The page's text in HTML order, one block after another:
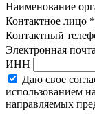
Наименование
Контактное лицо *
Контактный
Электронная почта
ИНН
Даю свое
использованием
направляемых